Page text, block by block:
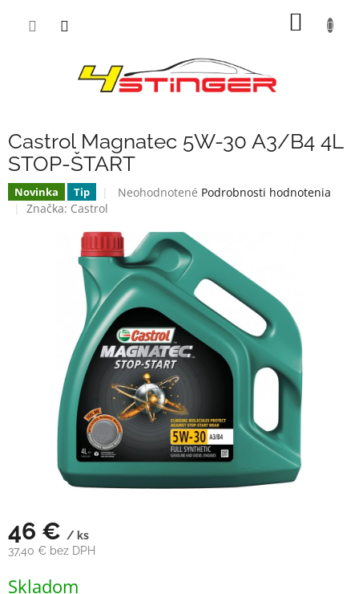
Castrol Magnatec 5W-30 A3/B4 4L
STOP-ŠTART
Novinka Tip
Priemerné
je
0,0
z
5
hviezdičiek.
Neohodnotené Podrobnosti hodnotenia
Značka: Castrol
46 € / ks
37,40 € bez DPH
cena:
Skladom